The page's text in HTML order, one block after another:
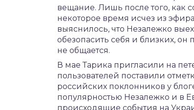
вещание. Лишь после того, как
некоторое время исчез из
выяснилось, что Незалежко
обезопасить себя и близких,
не общается.
В мае Тарика пригласили на
пользователей поставили
российских поклонников у
популярностью Незалежко и в
происходящие события на